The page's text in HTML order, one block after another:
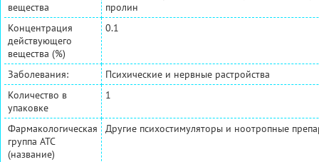
вещества
пролин
Концентрация
действующего
вещества (%)
0.1
Заболевания:
Психические и нервные растройства
Количество в
упаковке
1
Фармакологическая
группа АТС
(название)
Другие психостимуляторы и ноотропные